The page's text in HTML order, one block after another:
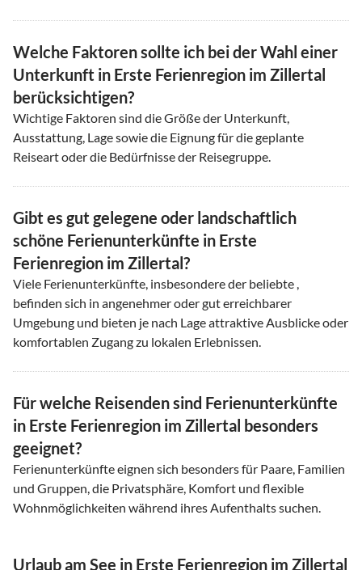
Welche Faktoren sollte ich bei der Wahl einer
Unterkunft in Erste Ferienregion im Zillertal
berücksichtigen?
Wichtige Faktoren sind die Größe der Unterkunft,
Ausstattung, Lage sowie die Eignung für die geplante
Reiseart oder die Bedürfnisse der Reisegruppe.
Gibt es gut gelegene oder landschaftlich
schöne Ferienunterkünfte in Erste
Ferienregion im Zillertal?
Viele Ferienunterkünfte, insbesondere der beliebte ,
befinden sich in angenehmer oder gut erreichbarer
Umgebung und bieten je nach Lage attraktive Ausblicke oder
komfortablen Zugang zu lokalen Erlebnissen.
Für welche Reisenden sind Ferienunterkünfte
in Erste Ferienregion im Zillertal besonders
geeignet?
Ferienunterkünfte eignen sich besonders für Paare, Familien
und Gruppen, die Privatsphäre, Komfort und flexible
Wohnmöglichkeiten während ihres Aufenthalts suchen.
Urlaub am See in Erste Ferienregion im Zillertal